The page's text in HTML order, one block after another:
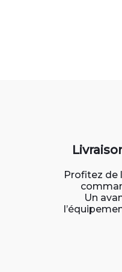
Profitez de
Un